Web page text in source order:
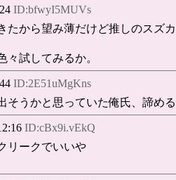
ID:bfwyI5MUVs
たから望み薄だけど推しのスズカ
々試してみるか。
ID:2E51uMgKns
そうかと思っていた俺氏、諦める
ID:cBx9i.vEkQ
リークでいいや